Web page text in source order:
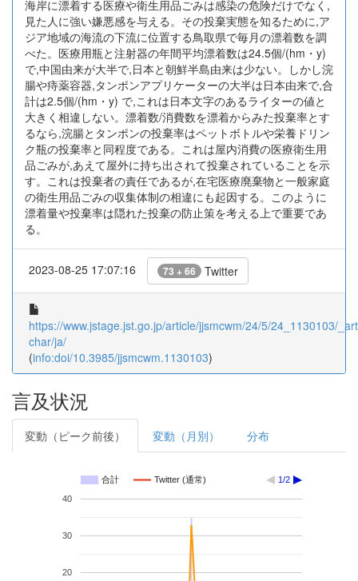
海岸に漂着する医療や衛生用品ごみは感染の危険だけでなく,
見た人に強い嫌悪感を与える。その投棄実態を知るために,ア
ジア地域の海流の下流に位置する鳥取県で毎月の漂着数を調
べた。医療用瓶と注射器の年間平均漂着数は24.5個/(hm・y)
で,中国由来が大半で,日本と朝鮮半島由来は少ない。しかし浣
腸や痔薬容器,タンポンアプリケーターの大半は日本由来で,合
計は2.5個/(hm・y) で,これは日本文字のあるライターの値と
大きく相違しない。漂着数/消費数を漂着からみた投棄率とす
るなら,浣腸とタンポンの投棄率はペットボトルや栄養ドリン
ク瓶の投棄率と同程度である。これは屋内消費の医療衛生用
品ごみが,あえて屋外に持ち出されて投棄されていることを示
す。これは投棄者の責任であるが,在宅医療廃棄物と一般家庭
の衛生用品ごみの収集体制の相違にも起因する。このように
漂着量や投棄率は隠れた投棄の防止策を考える上で重要であ
る。
2023-08-25 17:07:16 73 + 66 Twitter
https://www.jstage.jst.go.jp/article/jjsmcwm/24/5/24_1130103/
char/ja/
(info:doi/10.3985/jjsmcwm.1130103)
言及状況
変動（ピーク前後） 変動（月別） 分布
合計 Twitter (通常) 1/2
20
30
40